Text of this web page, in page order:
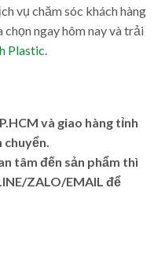
vụ chăm sóc khách hàng
ngay hôm nay và trải
Plastic.
và giao hàng tỉnh
tâm đến sản phẩm thì
ZALO/EMAIL để